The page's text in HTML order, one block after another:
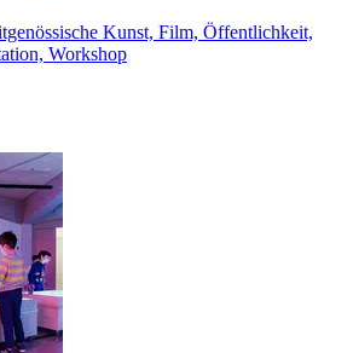
Kunst, Film, Öffentlichkeit,
Workshop